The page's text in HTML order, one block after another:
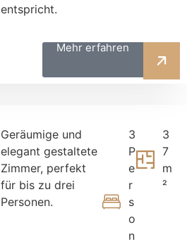
entspricht.
Mehr erfahren
Geräumige und
elegant gestaltete
Zimmer, perfekt
für bis zu drei
Personen.
3
P
e
r
s
o
n
3
7
m
²